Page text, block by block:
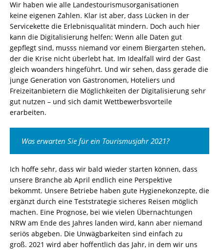
Wir haben wie alle Landestourismusorganisationen
keine eigenen Zahlen. Klar ist aber, dass Lücken in der
Servicekette die Erlebnisqualität mindern. Doch auch hier
kann die Digitalisierung helfen: Wenn alle Daten gut
gepflegt sind, musss niemand vor einem Biergarten stehen,
der die Krise nicht überlebt hat. Im Idealfall wird der Gast
gleich woanders hingeführt. Und wir sehen, dass gerade die
junge Generation von Gastronomen, Hoteliers und
Freizeitanbietern die Möglichkeiten der Digitalisierung sehr
gut nutzen – und sich damit Wettbewerbsvorteile
erarbeiten.
Was erwarten Sie für ein Tourismusjahr 2021?
Ich hoffe sehr, dass wir bald wieder starten können, dass
unsere Branche ab April endlich eine Perspektive
bekommt. Unsere Betriebe haben gute Hygienekonzepte, die
ergänzt durch eine Teststrategie sicheres Reisen möglich
machen. Eine Prognose, bei wie vielen Übernachtungen
NRW am Ende des Jahres landen wird, kann aber niemand
seriös abgeben. Die Unwägbarkeiten sind einfach zu
groß. 2021 wird aber hoffentlich das Jahr, in dem wir uns